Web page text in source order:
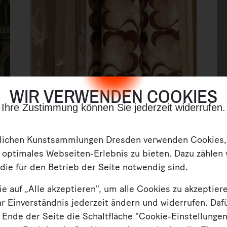
WIR VERWENDEN COOKIES
Ihre Zustimmung können Sie jederzeit widerrufen.
Kunstsammlungen Dresden verwenden
optimales Webseiten-Erlebnis zu bieten. Dazu zählen
für den Betrieb der Seite notwendig sind.
auf „Alle akzeptieren", um alle Cookies zu
Einverständnis jederzeit ändern und widerrufen.
Ende der Seite die Schaltfläche "Cookie-
MEHR
Letzte Runde im
GRASSI Museum für Völkerkunde